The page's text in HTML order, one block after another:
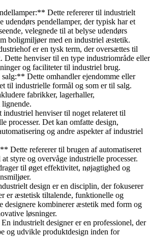
Dette refererer til industrielt
udendørs pendellamper, der typisk har et
velegnede til at belyse udendørs
boligmiljøer med en industriel æstetik.
er en tysk term, der oversættes til
Dette henviser til en type industriområde eller
og faciliteter til industriel brug.
Dette omhandler ejendomme eller
til industrielle formål og som er til salg.
fabrikker, lagerhaller,
henviser til noget relateret til
processer. Det kan omfatte design,
og andre aspekter af industriel
Dette refererer til brugen af automatiseret
styre og overvåge industrielle processer.
til øget effektivitet, nøjagtighed og
design er en disciplin, der fokuserer
er æstetisk tiltalende, funktionelle og
designere kombinerer æstetik med form og
løsninger.
industrielt designer er en professionel, der
og udvikle produktdesign inden for